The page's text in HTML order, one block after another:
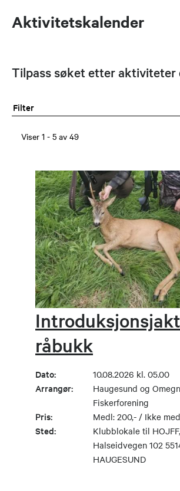
Aktivitetskalender
Tilpass søket etter aktiviteter
Filter
Viser 1 - 5 av 49
råbukk
Dato: 10.08.2026 kl. 05.00
Arrangør:
Haugesund og
Fiskerforening
Pris: Medl: 200,- / Ikke
Sted:
Klubblokale til HOJFF,
Halseidvegen 102
HAUGESUND